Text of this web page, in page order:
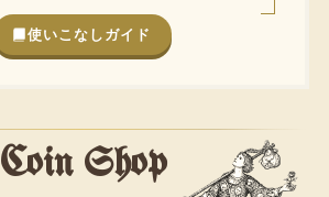
使いこなしガイド
Coin Shop